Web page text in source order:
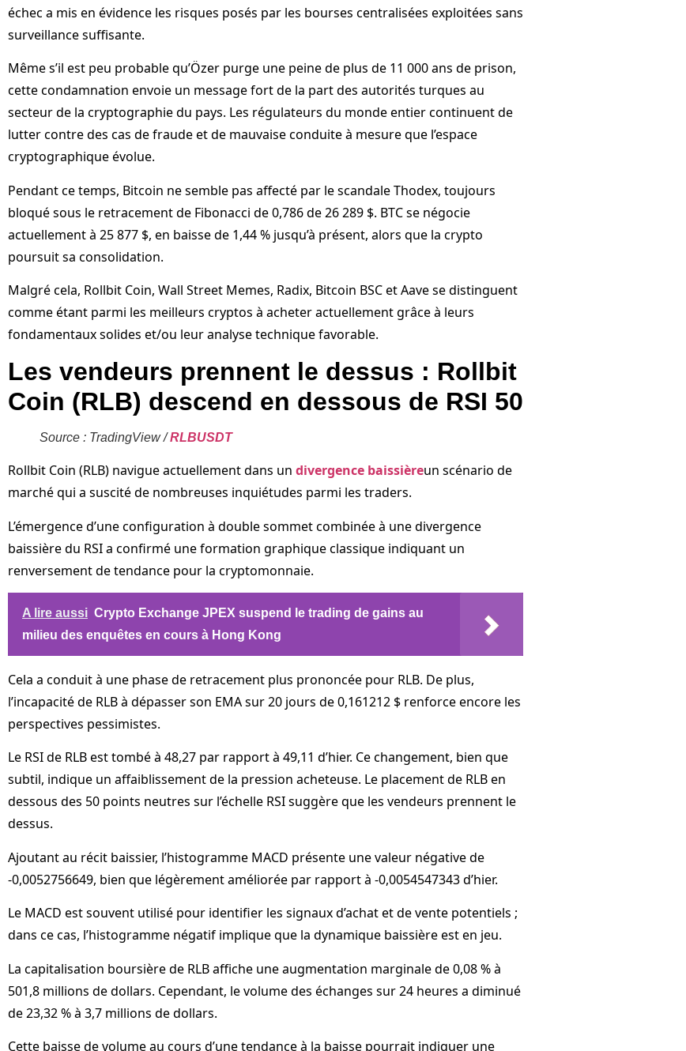
échec a mis en évidence les risques posés par les bourses centralisées exploitées sans
surveillance suffisante.
Même s’il est peu probable qu’Özer purge une peine de plus de 11 000 ans de prison,
cette condamnation envoie un message fort de la part des autorités turques au
secteur de la cryptographie du pays. Les régulateurs du monde entier continuent de
lutter contre des cas de fraude et de mauvaise conduite à mesure que l’espace
cryptographique évolue.
Pendant ce temps, Bitcoin ne semble pas affecté par le scandale Thodex, toujours
bloqué sous le retracement de Fibonacci de 0,786 de 26 289 $. BTC se négocie
actuellement à 25 877 $, en baisse de 1,44 % jusqu’à présent, alors que la crypto
poursuit sa consolidation.
Malgré cela, Rollbit Coin, Wall Street Memes, Radix, Bitcoin BSC et Aave se distinguent
comme étant parmi les meilleurs cryptos à acheter actuellement grâce à leurs
fondamentaux solides et/ou leur analyse technique favorable.
Les vendeurs prennent le dessus : Rollbit
Coin (RLB) descend en dessous de RSI 50
Source : TradingView /RLBUSDT
Rollbit Coin (RLB) navigue actuellement dans un divergence baissièreun scénario de
marché qui a suscité de nombreuses inquiétudes parmi les traders.
L’émergence d’une configuration à double sommet combinée à une divergence
baissière du RSI a confirmé une formation graphique classique indiquant un
renversement de tendance pour la cryptomonnaie.
A lire aussi Crypto Exchange JPEX suspend le trading de gains au
milieu des enquêtes en cours à Hong Kong
Cela a conduit à une phase de retracement plus prononcée pour RLB. De plus,
l’incapacité de RLB à dépasser son EMA sur 20 jours de 0,161212 $ renforce encore les
perspectives pessimistes.
Le RSI de RLB est tombé à 48,27 par rapport à 49,11 d’hier. Ce changement, bien que
subtil, indique un affaiblissement de la pression acheteuse. Le placement de RLB en
dessous des 50 points neutres sur l’échelle RSI suggère que les vendeurs prennent le
dessus.
Ajoutant au récit baissier, l’histogramme MACD présente une valeur négative de
-0,0052756649, bien que légèrement améliorée par rapport à -0,0054547343 d’hier.
Le MACD est souvent utilisé pour identifier les signaux d’achat et de vente potentiels ;
dans ce cas, l’histogramme négatif implique que la dynamique baissière est en jeu.
La capitalisation boursière de RLB affiche une augmentation marginale de 0,08 % à
501,8 millions de dollars. Cependant, le volume des échanges sur 24 heures a diminué
de 23,32 % à 3,7 millions de dollars.
Cette baisse de volume au cours d’une tendance à la baisse pourrait indiquer une